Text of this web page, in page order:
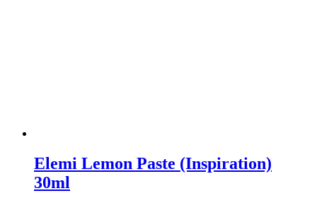
Elemi Lemon Paste (Inspiration)
30ml